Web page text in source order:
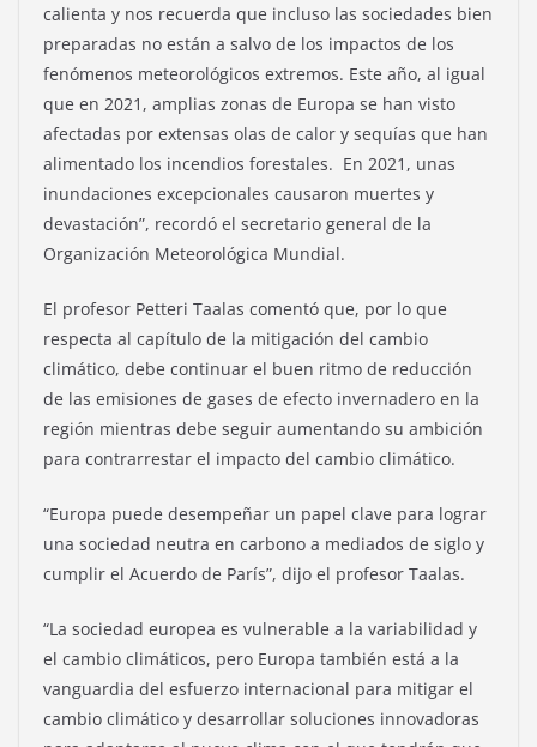
calienta y nos recuerda que incluso las sociedades bien
preparadas no están a salvo de los impactos de los
fenómenos meteorológicos extremos. Este año, al igual
que en 2021, amplias zonas de Europa se han visto
afectadas por extensas olas de calor y sequías que han
alimentado los incendios forestales. En 2021, unas
inundaciones excepcionales causaron muertes y
devastación”, recordó el secretario general de la
Organización Meteorológica Mundial.
El profesor Petteri Taalas comentó que, por lo que
respecta al capítulo de la mitigación del cambio
climático, debe continuar el buen ritmo de reducción
de las emisiones de gases de efecto invernadero en la
región mientras debe seguir aumentando su ambición
para contrarrestar el impacto del cambio climático.
“Europa puede desempeñar un papel clave para lograr
una sociedad neutra en carbono a mediados de siglo y
cumplir el Acuerdo de París”, dijo el profesor Taalas.
“La sociedad europea es vulnerable a la variabilidad y
el cambio climáticos, pero Europa también está a la
vanguardia del esfuerzo internacional para mitigar el
cambio climático y desarrollar soluciones innovadoras